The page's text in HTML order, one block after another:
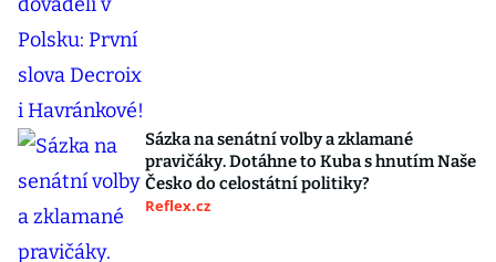
Sázka na senátní volby a zklamané
pravičáky. Dotáhne to Kuba s hnutím Naše
Česko do celostátní politiky?
Reflex.cz